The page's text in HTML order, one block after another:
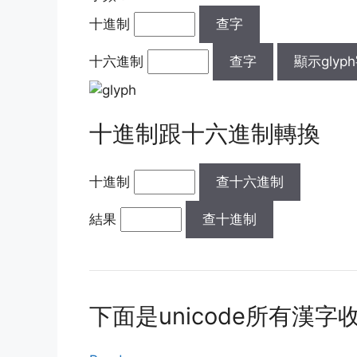
十進制
查字
十六進制 查字 顯示glyph
十進制跟十六進制轉換
十進制 查十六進制
結果 查十進制
下面是unicode所有漢字